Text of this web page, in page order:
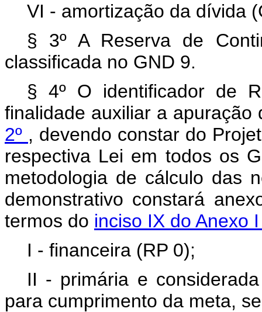
VI - amortização da dívida
§ 3º A Reserva de
classificada no GND 9.
§ 4º O identificador de
finalidade auxiliar a
2º , devendo constar do
respectiva Lei em todos os
metodologia de cálculo das
demonstrativo constará
termos do inciso IX do Anexo
I - financeira (RP 0);
II - primária e
para cumprimento da meta,